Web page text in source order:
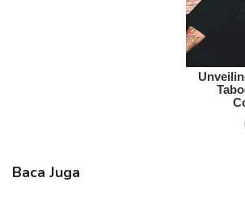
Baca Juga